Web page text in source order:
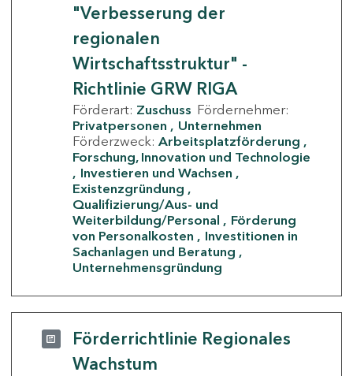
"Verbesserung der
regionalen
Wirtschaftsstruktur" -
Richtlinie GRW RIGA
Förderart: Zuschuss Fördernehmer:
Privatpersonen
Unternehmen
Förderzweck: Arbeitsplatzförderung
Forschung, Innovation und Technologie
Investieren und Wachsen
Existenzgründung
Qualifizierung/Aus- und
Weiterbildung/Personal
Förderung
von Personalkosten
Investitionen in
Sachanlagen und Beratung
Unternehmensgründung
Förderrichtlinie Regionales
Wachstum